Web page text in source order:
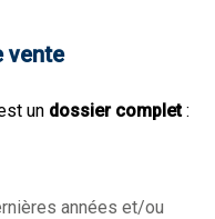
vente
un dossier complet:
années et/ou